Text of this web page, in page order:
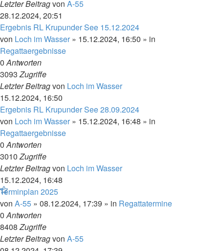
Letzter Beitragvon A-55
28.12.2024, 20:51
Ergebnis RL Krupunder See 15.12.2024
von Loch im Wasser » 15.12.2024, 16:50 » in
Regattaergebnisse
0Antworten
3093Zugriffe
Letzter Beitragvon Loch im Wasser
15.12.2024, 16:50
Ergebnis RL Krupunder See 28.09.2024
von Loch im Wasser » 15.12.2024, 16:48 » in
Regattaergebnisse
0Antworten
3010Zugriffe
Letzter Beitragvon Loch im Wasser
15.12.2024, 16:48
Terminplan 2025
von A-55 » 08.12.2024, 17:39 » in Regattatermine
0Antworten
8408Zugriffe
Letzter Beitragvon A-55